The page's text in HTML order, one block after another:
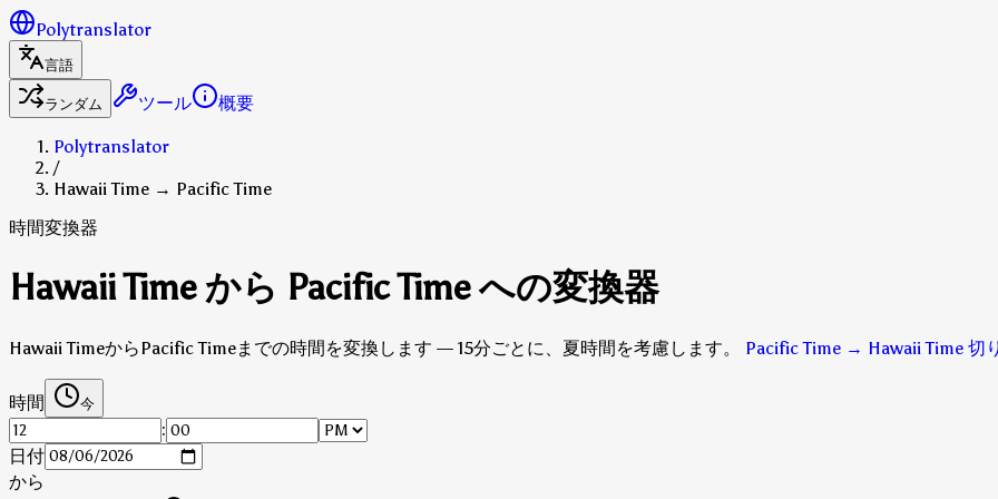
Polytranslator
言語
ランダム ツール 概要
Polytranslator
/
Hawaii Time → Pacific Time
時間変換器
Hawaii Time から Pacific Time への変換器
Hawaii TimeからPacific Timeまでの時間を変換します — 15分ごとに、夏時間を考慮します。 Pacific Time → Hawaii Time 切
時間 今
:
日付
から